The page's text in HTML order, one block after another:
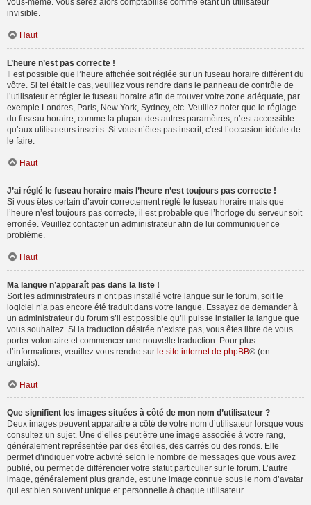
vous-même. Vous serez alors comptabilisé comme étant un utilisateur
invisible.
Haut
L’heure n’est pas correcte !
Il est possible que l’heure affichée soit réglée sur un fuseau horaire différent du
vôtre. Si tel était le cas, veuillez vous rendre dans le panneau de contrôle de
l’utilisateur et régler le fuseau horaire afin de trouver votre zone adéquate, par
exemple Londres, Paris, New York, Sydney, etc. Veuillez noter que le réglage
du fuseau horaire, comme la plupart des autres paramètres, n’est accessible
qu’aux utilisateurs inscrits. Si vous n’êtes pas inscrit, c’est l’occasion idéale de
le faire.
Haut
J’ai réglé le fuseau horaire mais l’heure n’est toujours pas correcte !
Si vous êtes certain d’avoir correctement réglé le fuseau horaire mais que
l’heure n’est toujours pas correcte, il est probable que l’horloge du serveur soit
erronée. Veuillez contacter un administrateur afin de lui communiquer ce
problème.
Haut
Ma langue n’apparaît pas dans la liste !
Soit les administrateurs n’ont pas installé votre langue sur le forum, soit le
logiciel n’a pas encore été traduit dans votre langue. Essayez de demander à
un administrateur du forum s’il est possible qu’il puisse installer la langue que
vous souhaitez. Si la traduction désirée n’existe pas, vous êtes libre de vous
porter volontaire et commencer une nouvelle traduction. Pour plus
d’informations, veuillez vous rendre sur le site internet de phpBB® (en
anglais).
Haut
Que signifient les images situées à côté de mon nom d’utilisateur ?
Deux images peuvent apparaître à côté de votre nom d’utilisateur lorsque vous
consultez un sujet. Une d’elles peut être une image associée à votre rang,
généralement représentée par des étoiles, des carrés ou des ronds. Elle
permet d’indiquer votre activité selon le nombre de messages que vous avez
publié, ou permet de différencier votre statut particulier sur le forum. L’autre
image, généralement plus grande, est une image connue sous le nom d’avatar
qui est bien souvent unique et personnelle à chaque utilisateur.